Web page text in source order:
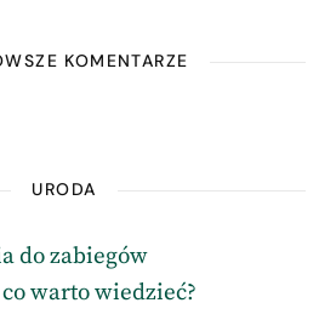
KOMENTARZE
URODA
do zabiegów
warto wiedzieć?